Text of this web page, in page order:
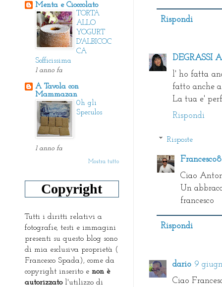
Rispondi
DEGRASSI
l' ho fatta
fatto anche
La tua e'
Rispondi
Risposte
Ciao
Un
francesco
Rispondi
dario 9
Ciao
Menta e Cioccolato
TORTA
ALLO
YOGURT
D'ALBICOC
CA
Sofficissima
1 anno fa
A Tavola con
Mammazan
0h gli
Speculos
1 anno fa
Mostra tutto
Copyright
Tutti i diritti relativi a
fotografie, testi e immagini
presenti su questo blog sono
di mia esclusiva proprietà (
Francesco Spada), come da
copyright inserito e non è
autorizzatol'utilizzo di